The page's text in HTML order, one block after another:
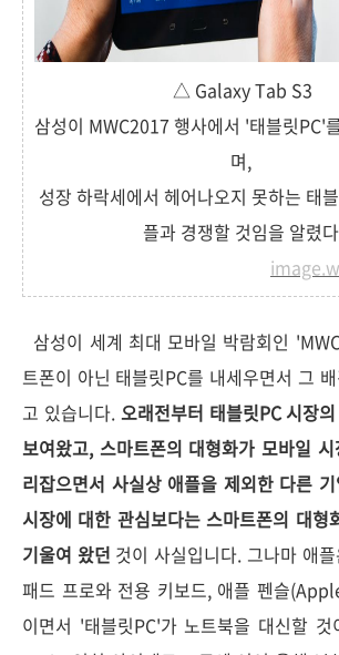
△ Galaxy Tab S3
삼성이 MWC2017 행사에서 '태블릿PC'
며,
성장 하락세에서 헤어나오지 못하는 태
플과 경쟁할 것임을 알렸
삼성이 세계 최대 모바일 박람회인
트폰이 아닌 태블릿PC를 내세우면서 그
고 있습니다. 오래전부터 태블릿PC 시장
보여왔고, 스마트폰의 대형화가 모바일
리잡으면서 사실상 애플을 제외한 다른
시장에 대한 관심보다는 스마트폰의 대형
기울여 왔던 것이 사실입니다. 그나마 애
패드 프로와 전용 키보드, 애플 펜슬
이면서 '태블릿PC'가 노트북을 대신할